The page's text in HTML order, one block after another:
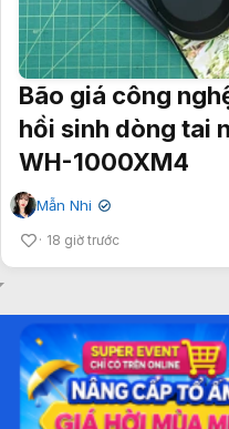
Bão giá công
hồi sinh dòng tai
WH-1000XM4
Mẫn Nhi ✔
18 giờ trước